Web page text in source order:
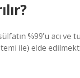
%99’u acı
ile) elde